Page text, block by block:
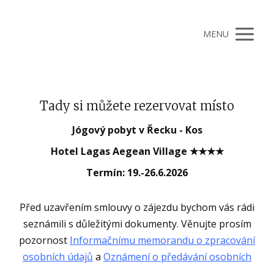
MENU
Tady si můžete rezervovat místo
Jógový pobyt v Řecku - Kos
Hotel Lagas Aegean Village ★★★★
Termín: 19.-26.6.2026
Před uzavřením smlouvy o zájezdu bychom vás rádi
seznámili s důležitými dokumenty. Věnujte prosím
pozornost Informačnímu memorandu o zpracování
osobních údajů a Oznámení o předávání osobních